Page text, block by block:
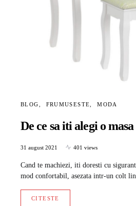
BLOG FRUMUSESTE MODA
De ce sa iti alegi o
31 august 2021 401 views
Cand te machiezi, iti doresti cu
mod confortabil, asezata intr-un colt
CITESTE